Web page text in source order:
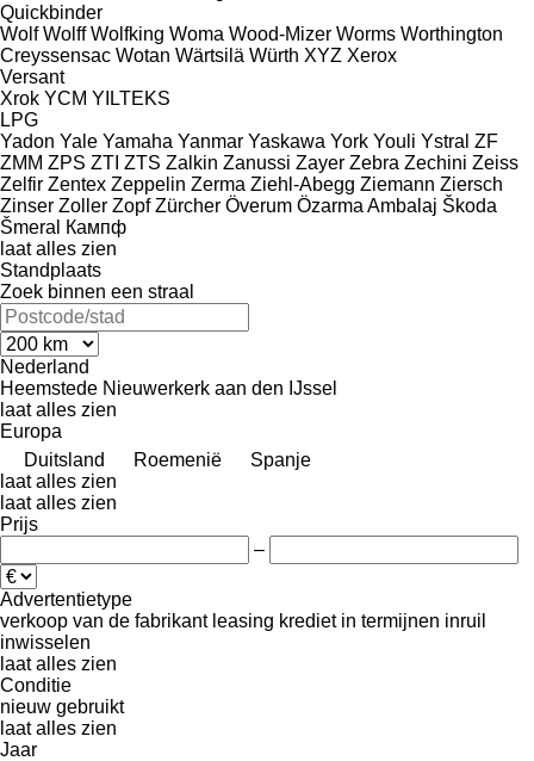
Quickbinder
Wolf Wolff Wolfking Woma Wood-Mizer Worms Worthington
Creyssensac Wotan Wärtsilä Würth XYZ Xerox
Versant
Xrok YCM YILTEKS
LPG
Yadon Yale Yamaha Yanmar Yaskawa York Youli Ystral ZF
ZMM ZPS ZTI ZTS Zalkin Zanussi Zayer Zebra Zechini Zeiss
Zelfir Zentex Zeppelin Zerma Ziehl-Abegg Ziemann Ziersch
Zinser Zoller Zopf Zürcher Överum Özarma Ambalaj Škoda
Šmeral
Кампф
laat alles zien
Standplaats
Zoek binnen een straal
Nederland
Heemstede Nieuwerkerk aan den IJssel
laat alles zien
Europa
Duitsland
Roemenië
Spanje
laat alles zien
laat alles zien
Prijs
–
Advertentietype
verkoop van de fabrikant leasing krediet in termijnen inruil
inwisselen
laat alles zien
Conditie
nieuw gebruikt
laat alles zien
Jaar